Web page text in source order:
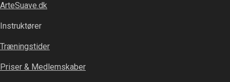
ArteSuave.dk
Instruktører
Træningstider
Priser & Medlemskaber